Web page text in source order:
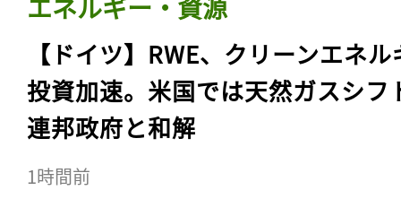
最新記
エネルギー・資源
【ドイツ】RWE、クリーンエネル